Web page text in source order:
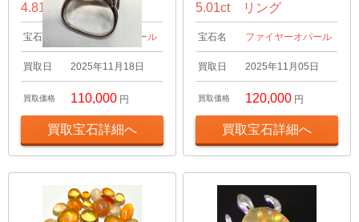
4.81ct リング
宝石名 ファイヤーオパール
買取日 2025年11月18日
買取価格 110,000 円
買取宝石詳細へ
5.01ct リング
宝石名 ファイヤーオパール
買取日 2025年11月05日
買取価格 120,000 円
買取宝石詳細へ